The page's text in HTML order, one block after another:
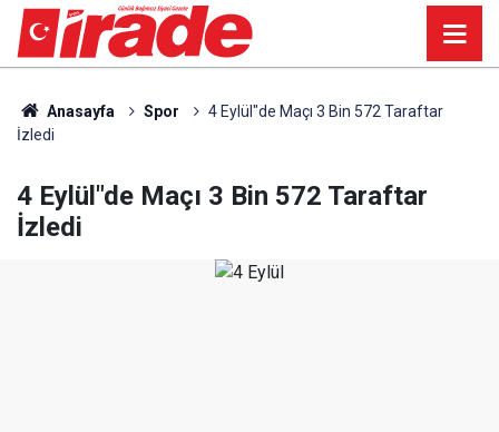
Anasayfa Spor
4 Eylül"de Maçı 3 Bin 572 Taraftar
İzledi
4 Eylül"de Maçı 3 Bin 572 Taraftar
İzledi